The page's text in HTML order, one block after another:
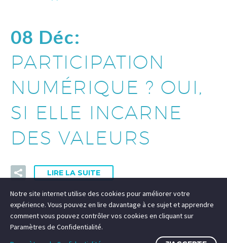
08 Déc:
PARTICIPATION
NUMÉRIQUE ? OUI,
SI ELLE INCARNE
DES VALEURS
LIRE LA SUITE
Notre site internet utilise des cookies pour améliorer votre
expérience. Vous pouvez en lire davantage à ce sujet et apprendre
comment vous pouvez contrôler vos cookies en cliquant sur
Paramètres de Confidentialité.